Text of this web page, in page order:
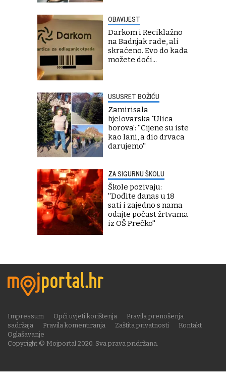
OBAVIJEST
Darkom i Reciklažno
na Badnjak rade, ali
skraćeno. Evo do kada
možete doći...
USUSRET BOŽIĆU
Zamirisala
bjelovarska 'Ulica
borova': ''Cijene su iste
kao lani, a dio drvaca
darujemo''
ZA SIGURNU ŠKOLU
Škole pozivaju:
''Dođite danas u 18
sati i zajedno s nama
odajte počast žrtvama
iz OŠ Prečko''
Copyright © Mojportal 2020. Sva prava pridržana.
Impressum Opći uvjeti korištenja
Pravila prenošenja
sadržaja
Pravila komentiranja Zaštita privatnosti
Kontakt
Oglašavanje